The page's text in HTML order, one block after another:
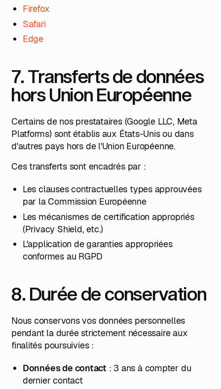
Firefox
Safari
Edge
7. Transferts de données
hors Union Européenne
Certains de nos prestataires (Google LLC, Meta
Platforms) sont établis aux États-Unis ou dans
d'autres pays hors de l'Union Européenne.
Ces transferts sont encadrés par :
Les clauses contractuelles types approuvées
par la Commission Européenne
Les mécanismes de certification appropriés
(Privacy Shield, etc.)
L'application de garanties appropriées
conformes au RGPD
8. Durée de conservation
Nous conservons vos données personnelles
pendant la durée strictement nécessaire aux
finalités poursuivies :
Données de contact: 3 ans à compter du
dernier contact